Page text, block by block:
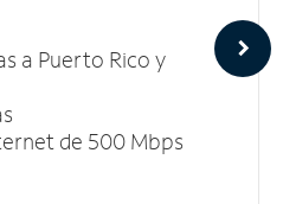
a Puerto Rico y
de 500 Mbps